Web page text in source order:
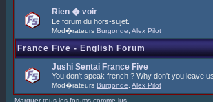
Rien � voir
Le forum du hors-sujet.
Mod�rateurs Burgonde Alex Pilot
France Five - English Forum
Jushi Sentai France Five
You don't speak french ? Why don't you leave
Mod�rateurs Burgonde Alex Pilot
Marquer tous les forums comme lus